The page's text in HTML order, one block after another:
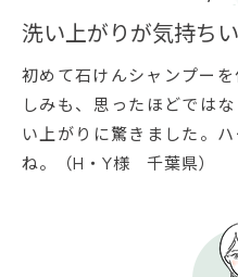
洗い上がりが気持ち
初めて石けんシャンプー
しみも、思ったほどでは
い上がりに驚きました。
ね。（H・Y様 千葉県）